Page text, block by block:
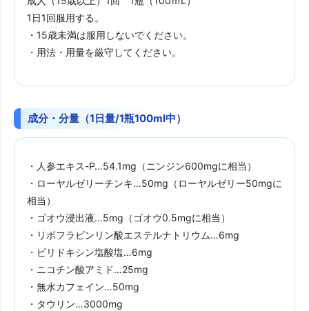
1日1回服用する。
・15歳未満は服用しないでください。
・用法・用量を厳守してください。
成分・分量（1日量/1瓶100ml中）
・人参エキス-P…54.1mg（ニンジン600mgに相当）
・ローヤルゼリーチンキ…50mg（ローヤルゼリー50mgに
相当）
・ゴオウ浸出液…5mg（ゴオウ0.5mgに相当）
・リボフラビンリン酸エステルナトリウム…6mg
・ピリドキシン塩酸塩…6mg
・ニコチン酸アミド…25mg
・無水カフェイン…50mg
・タウリン…3000mg